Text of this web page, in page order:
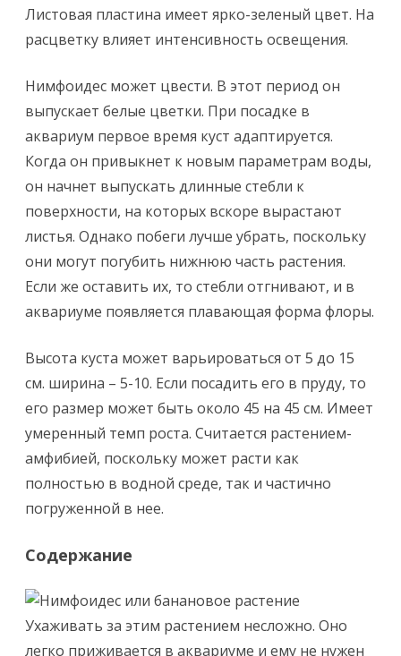
Листовая пластина имеет ярко-зеленый цвет. На
расцветку влияет интенсивность освещения.
Нимфоидес может цвести. В этот период он
выпускает белые цветки. При посадке в
аквариум первое время куст адаптируется.
Когда он привыкнет к новым параметрам воды,
он начнет выпускать длинные стебли к
поверхности, на которых вскоре вырастают
листья. Однако побеги лучше убрать, поскольку
они могут погубить нижнюю часть растения.
Если же оставить их, то стебли отгнивают, и в
аквариуме появляется плавающая форма флоры.
Высота куста может варьироваться от 5 до 15
см. ширина – 5-10. Если посадить его в пруду, то
его размер может быть около 45 на 45 см. Имеет
умеренный темп роста. Считается растением-
амфибией, поскольку может расти как
полностью в водной среде, так и частично
погруженной в нее.
Содержание
Ухаживать за этим растением несложно. Оно
легко приживается в аквариуме и ему не нужен